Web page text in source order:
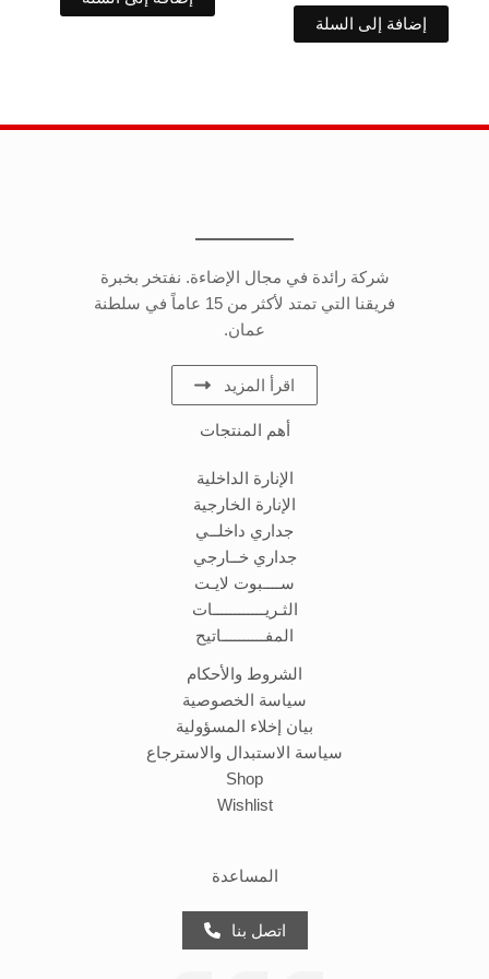
إضافة إلى السلة
شركة رائدة في مجال الإضاءة. نفتخر بخبرة
فريقنا التي تمتد لأكثر من 15 عاماً في سلطنة
عمان.
اقرأ المزيد
أهم المنتجات
الإنارة الداخلية
الإنارة الخارجية
جداري داخلــي
جداري خــارجي
ســــبوت لايـت
الثـريــــــــــــات
المفــــــــــاتيح
الشروط والأحكام
سياسة الخصوصية
بيان إخلاء المسؤولية
سياسة الاستبدال والاسترجاع
Shop
Wishlist
المساعدة
اتصل بنا